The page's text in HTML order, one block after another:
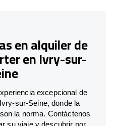
en alquiler de
en Ivry-sur-
excepcional de
sur-Seine, donde la
la norma. Contáctenos
su viaje y descubrir por